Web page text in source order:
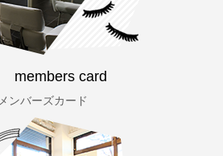
members card
メンバーズカード